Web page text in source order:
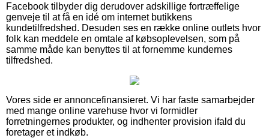
Facebook tilbyder dig derudover adskillige fortræffelige
genveje til at få en idé om internet butikkens
kundetilfredshed. Desuden ses en række online outlets hvor
folk kan meddele en omtale af købsoplevelsen, som på
samme måde kan benyttes til at fornemme kundernes
tilfredshed.
Vores side er annoncefinansieret. Vi har faste samarbejder
med mange online varehuse hvor vi formidler
forretningernes produkter, og indhenter provision ifald du
foretager et indkøb.